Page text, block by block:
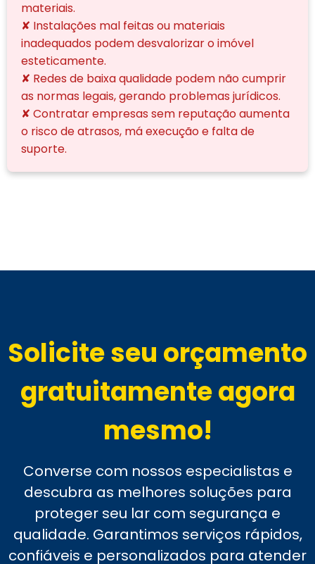
materiais.
✘ Instalações mal feitas ou materiais
inadequados podem desvalorizar o imóvel
esteticamente.
✘ Redes de baixa qualidade podem não cumprir
as normas legais, gerando problemas jurídicos.
✘ Contratar empresas sem reputação aumenta
o risco de atrasos, má execução e falta de
suporte.
Solicite seu orçamento
gratuitamente agora
mesmo!
Converse com nossos especialistas e
descubra as melhores soluções para
proteger seu lar com segurança e
qualidade. Garantimos serviços rápidos,
confiáveis e personalizados para atender